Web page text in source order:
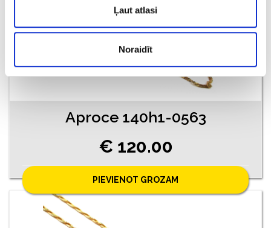
Ļaut atlasi
Noraidīt
Aproce 140h1-0563
€ 120.00
PIEVIENOT GROZAM